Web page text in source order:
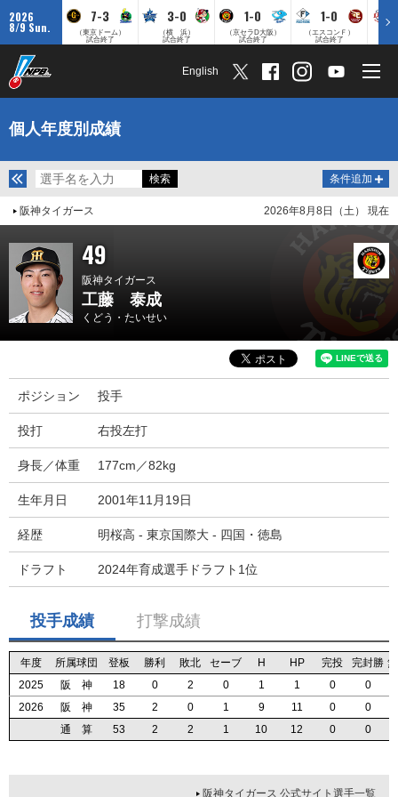
2026
8/9 Sun.
7-3
（東京ドーム）
試合終了
3-0
（横 浜）
試合終了
1-0
（京セラD大阪）
試合終了
1-0
（エスコンＦ）
試合終了
English
個人年度別成績
条件追加
阪神タイガース 2026年8月8日（土） 現在
49
阪神タイガース
工藤 泰成
くどう・たいせい
ポジション 投手
投打 右投左打
身長／体重 177cm／82kg
生年月日 2001年11月19日
経歴 明桜高 - 東京国際大 - 四国・徳島
ドラフト 2024年育成選手ドラフト1位
投手成績 打撃成績
年度 所属球団 登板 勝利 敗北 セーブ H HP 完投 完封勝
2025
阪 神 18 0 2 0 1 1 0
0
2026
阪 神 35 2 0 1 9 11 0
0
通 算
53 2 2 1 10 12 0 0
年度 所属球団 登板 勝利 敗北 セーブ H HP 完投 完封勝
2025
阪 神 18 0 2 0 1 1 0
0
2026
阪 神 35 2 0 1 9 11 0
0
通 算
53 2 2 1 10 12 0 0
年度 所属球団 登板 勝利 敗北 セーブ H HP 完投 完封勝
2025
阪 神 18 0 2 0 1 1 0
0
2026
阪 神 35 2 0 1 9 11 0
0
通 算
53 2 2 1 10 12 0 0
年度 所属球団 登板 勝利 敗北 セーブ H HP 完投 完封勝
2025
阪 神 18 0 2 0 1 1 0
0
2026
阪 神 35 2 0 1 9 11 0
0
通 算
53 2 2 1 10 12 0 0
阪神タイガース 公式サイト選手一覧